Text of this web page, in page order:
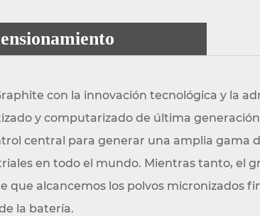
con la innovación tecnológica y la
y computarizado de última
central para generar una amplia gama
en todo el mundo. Mientras tanto, el
que alcancemos los polvos micronizados
la batería.